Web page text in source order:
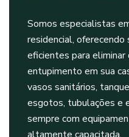
Somos especialistas
residencial, oferecendo
eficientes para
entupimento em sua
vasos sanitários,
esgotos, tubulações e
sempre com